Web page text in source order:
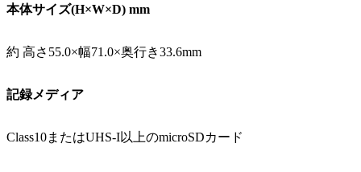
本体サイズ(H×W×D) mm
約 高さ55.0×幅71.0×奥行き33.6mm
記録メディア
Class10またはUHS-I以上のmicroSDカード